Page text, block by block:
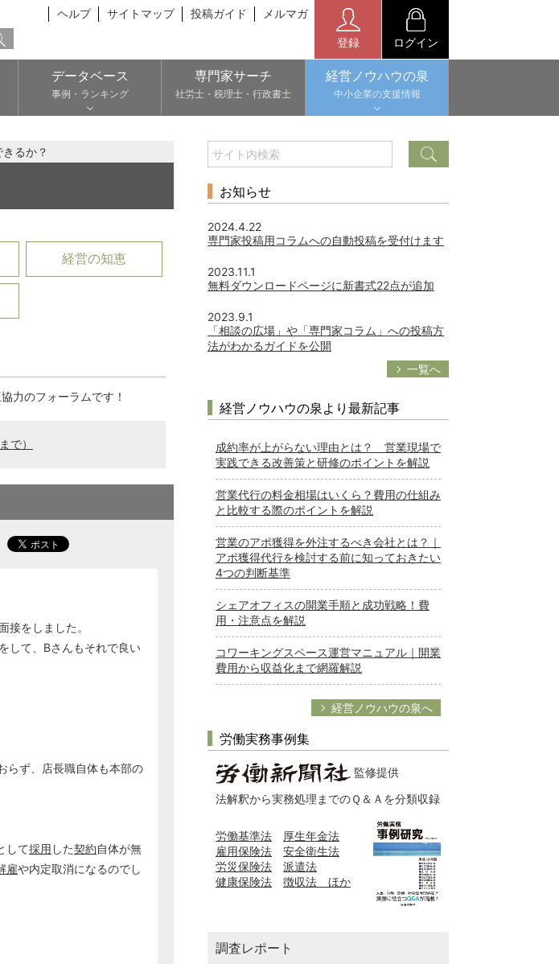
ヘルプ サイトマップ 投稿ガイド メルマガ
登録 ログイン
データベース
事例・ランキング
専門家サーチ
社労士・税理士・行政書士
経営ノウハウの泉
中小企業の支援情報
るか？
経営の知恵
力のフォーラムです！
で）
接をしました。
して、Bさんもそれで良い
らず、店長職自体も本部の
して採用 した契約自体が無
雇や内定取消になるのでし
お知らせ
2024.4.22
専門家投稿用コラムへの自動投稿を受付けます
2023.11.1
無料ダウンロードページに新書式22点が追加
2023.9.1
「相談の広場」や「専門家コラム」への投稿方
法がわかるガイドを公開
一覧へ
経営ノウハウの泉より最新記事
成約率が上がらない理由とは？ 営業現場で
実践できる改善策と研修のポイントを解説
営業代行の料金相場はいくら？費用の仕組み
と比較する際のポイントを解説
営業のアポ獲得を外注するべき会社とは？｜
アポ獲得代行を検討する前に知っておきたい
4つの判断基準
シェアオフィスの開業手順と成功戦略！費
用・注意点を解説
コワーキングスペース運営マニュアル｜開業
費用から収益化まで網羅解説
経営ノウハウの泉へ
労働実務事例集
監修提供
法解釈から実務処理までのＱ＆Ａを分類収録
労働基準法
厚生年金法
雇用保険法
安全衛生法
労災保険法
派遣法
健康保険法
徴収法 ほか
調査レポート